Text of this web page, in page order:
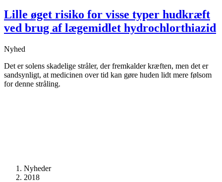
Lille øget risiko for visse typer hudkræft
ved brug af lægemidlet hydrochlor­thiazid
Nyhed
Det er solens skadelige stråler, der fremkalder kræften, men det er
sandsynligt, at medicinen over tid kan gøre huden lidt mere følsom
for denne stråling.
Nyheder
2018